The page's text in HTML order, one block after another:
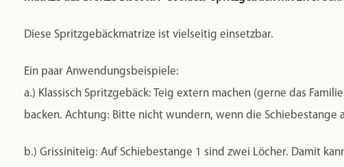
Diese Spritzgebäckmatrize ist vielseitig einsetzbar.
Ein paar Anwendungsbeispiele:
a.) Klassisch Spritzgebäck: Teig extern machen (gerne das
backen. Achtung: Bitte nicht wundern, wenn die
b.) Grissiniteig: Auf Schiebestange 1 sind zwei Löcher. Damit